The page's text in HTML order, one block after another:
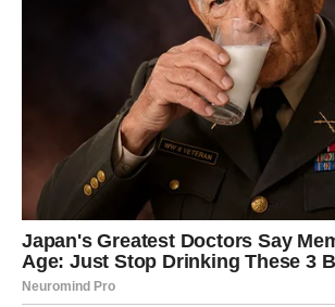
počinjete da birate ljude koji vas
morate da objašnjavate.
Vodolija u ovom periodu shvata da ne
svima razumljiva – dovoljno je da bude
I upravo tada – kada prestanete da
potvrda.